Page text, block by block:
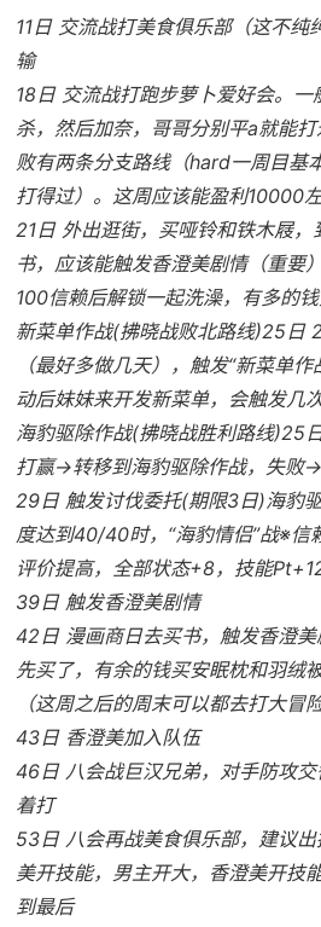
11日 交流战打美食俱乐部（这不
输
18日 交流战打跑步萝卜爱好会。
杀，然后加奈，哥哥分别平a就能
败有两条分支路线（hard一周目基
打得过）。这周应该能盈利10000
21日 外出逛街，买哑铃和铁木屐，
书，应该能触发香澄美剧情（重要
100信赖后解锁一起洗澡，有多的
新菜单作战(拂晓战败北路线)25日
（最好多做几天），触发“新菜单
动后妹妹来开发新菜单，会触发几次
海豹驱除作战(拂晓战胜利路线)25
打赢→转移到海豹驱除作战，失败
29日 触发讨伐委托(期限3日)海豹
度达到40/40时，“海豹情侣”战※
评价提高，全部状态+8，技能
39日 触发香澄美剧情
42日 漫画商日去买书，触发香澄
先买了，有余的钱买安眠枕和羽绒
（这周之后的周末可以都去打大冒
43日 香澄美加入队伍
46日 八会战巨汉兄弟，对手防攻
着打
53日 八会再战美食俱乐部，建议
美开技能，男主开大，香澄美开技
到最后